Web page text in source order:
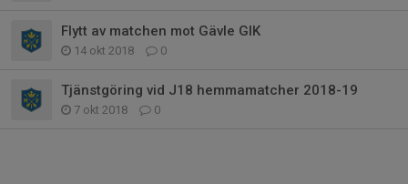
Flytt av matchen mot Gävle GIK
14 okt 2018 0
Tjänstgöring vid J18 hemmamatcher 2018-19
7 okt 2018 0